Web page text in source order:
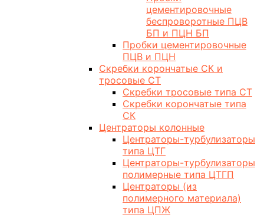
цементировочные
беспроворотные ПЦВ
БП и ПЦН БП
Пробки цементировочные
ПЦВ и ПЦН
Скребки корончатые СК и
тросовые СТ
Скребки тросовые типа СТ
Скребки корончатые типа
СК
Центраторы колонные
Центраторы-турбулизаторы
типа ЦТГ
Центраторы-турбулизаторы
полимерные типа ЦТГП
Центраторы (из
полимерного материала)
типа ЦПЖ